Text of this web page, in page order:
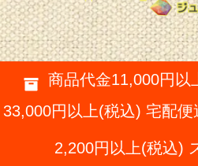
商品代金11,000円以
33,000円以上(税込) 宅配
2,200円以上(税込)